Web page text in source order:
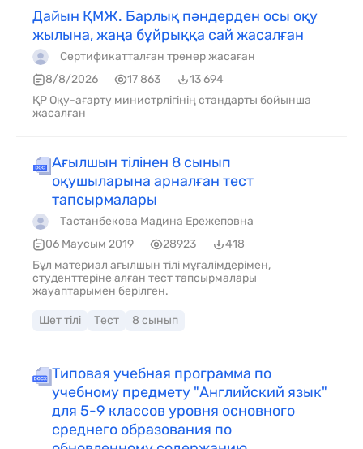
Дайын ҚМЖ. Барлық пәндерден осы оқу
жылына, жаңа бұйрыққа сай жасалған
Сертификатталған тренер жасаған
8/8/2026
17 863
13 694
ҚР Оқу-ағарту министрлігінің стандарты бойынша
жасалған
Ағылшын тілінен 8 сынып
оқушыларына арналған тест
тапсырмалары
Тастанбекова Мадина Ережеповна
06 Маусым 2019
28923
418
Бұл материал ағылшын тілі мұғалімдерімен,
студенттеріне алған тест тапсырмалары
жауаптарымен берілген.
Шет тілі Тест 8 сынып
Типовая учебная программа по
учебному предмету "Английский язык"
для 5-9 классов уровня основного
среднего образования по